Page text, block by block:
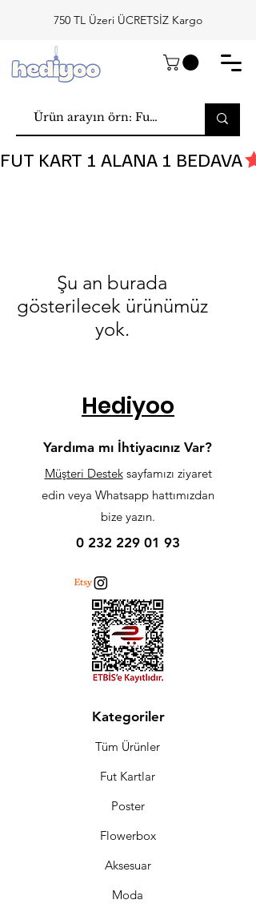
750 TL Üzeri ÜCRETSİZ Kargo
FUT KART 1 ALANA 1 BEDAVA
Şu an burada
gösterilecek ürünümüz
yok.
Hediyoo
Yardıma mı İhtiyacınız Var?
Müşteri Desteksayfamızı ziyaret
edin veya Whatsapp hattımızdan
bize yazın.
0 232 229 01 93
Kategoriler
Tüm Ürünler
Fut Kartlar
Poster
Flowerbox
Aksesuar
Moda